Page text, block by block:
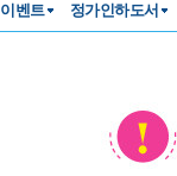
이벤트 정가인하도서